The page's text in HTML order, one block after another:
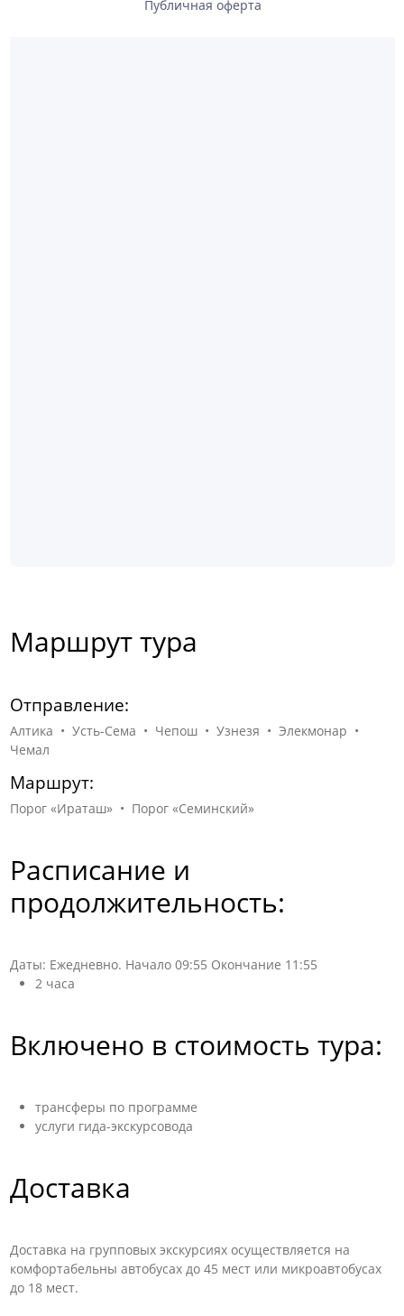
Маршрут тура
Отправление:
Алтика • Усть-Сема • Чепош • Узнезя • Элекмонар •
Чемал
Маршрут:
Порог «Ираташ» • Порог «Семинский»
Расписание и
продолжительность:
Даты: Ежедневно. Начало 09:55 Окончание 11:55
2 часа
Включено в стоимость тура:
трансферы по программе
услуги гида-экскурсовода
Доставка
Доставка на групповых экскурсиях осуществляется на
комфортабельны автобусах до 45 мест или микроавтобусах
до 18 мест.